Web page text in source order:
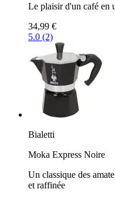
Le plaisir d'un café en
34,99 €
5.0 (2)
Bialetti
Moka Express Noire
Un classique des
et raffinée